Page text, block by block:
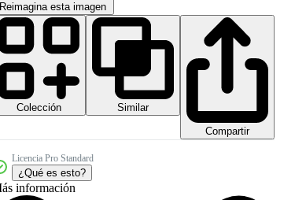
Reimagina esta imagen
Colección
Similar
Compartir
Licencia Pro Standard
¿Qué es esto?
información